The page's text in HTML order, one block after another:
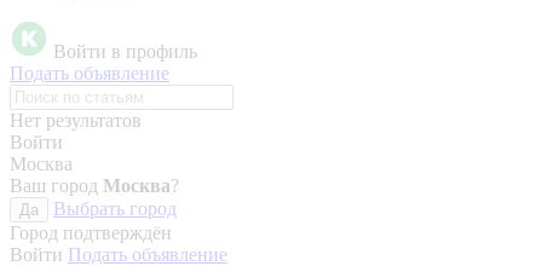
Войти в профиль
Подать объявление
Нет результатов
Войти
Москва
Ваш город Москва?
Да
Выбрать город
Город подтверждён
Войти Подать объявление